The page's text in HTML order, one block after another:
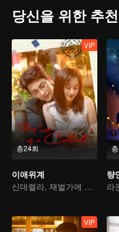
당신을 위한 추천
총24회
VIP
이애위계
신데렐라, 재벌가에 돌아오다
량
VIP